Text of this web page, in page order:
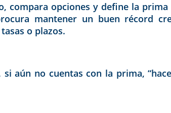
opciones y define la
mantener un buen récord
o plazos.
aún no cuentas con la prima,